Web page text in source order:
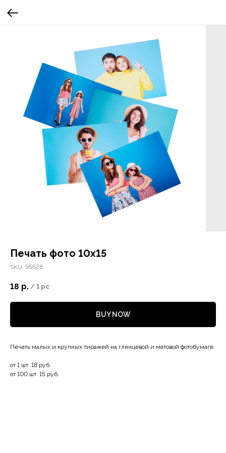
Печать фото 10х15
SKU: 95628
18 р. / 1 pc
BUY NOW
Печать малых и крупных тиражей на глянцевой и матовой фотобумаге
от 1 шт. 18 руб.
от 100 шт. 15 руб.